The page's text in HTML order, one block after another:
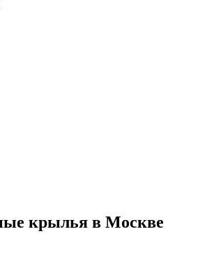
крылья в Москве